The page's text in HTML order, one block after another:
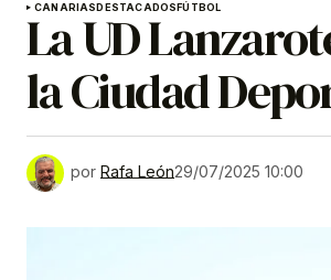
CANARIASDESTACADOSFÚTBOL
La UD
la Ciudad
por Rafa León29/07/2025 10:00